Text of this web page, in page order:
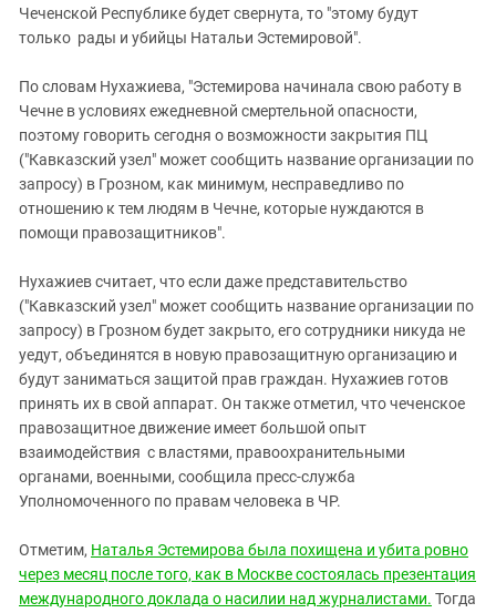
Чеченской Республике будет свернута, то "этому будут
только рады и убийцы Натальи Эстемировой".
По словам Нухажиева, "Эстемирова начинала свою работу в
Чечне в условиях ежедневной смертельной опасности,
поэтому говорить сегодня о возможности закрытия ПЦ
("Кавказский узел" может сообщить название организации по
запросу) в Грозном, как минимум, несправедливо по
отношению к тем людям в Чечне, которые нуждаются в
помощи правозащитников".
Нухажиев считает, что если даже представительство
("Кавказский узел" может сообщить название организации по
запросу) в Грозном будет закрыто, его сотрудники никуда не
уедут, объединятся в новую правозащитную организацию и
будут заниматься защитой прав граждан. Нухажиев готов
принять их в свой аппарат. Он также отметил, что чеченское
правозащитное движение имеет большой опыт
взаимодействия с властями, правоохранительными
органами, военными, сообщила пресс-служба
Уполномоченного по правам человека в ЧР.
Отметим, Наталья Эстемирова была похищена и убита ровно
через месяц после того, как в Москве состоялась презентация
международного доклада о насилии над журналистами. Тогда